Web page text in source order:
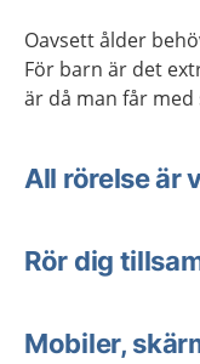
Oavsett ålder
För barn är det
är då man får
All rörelse är
Rör dig
Mobiler,